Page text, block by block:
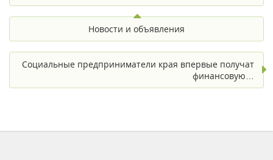
Новости и объявления
Социальные предприниматели края впервые получат
финансовую…